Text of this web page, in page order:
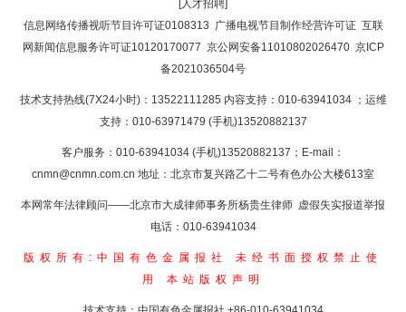
返回首页
[人才招聘]
信息网络传播视听节目许可证0108313 广播电视节目制作经营许可证 互联
网新闻信息服务许可证10120170077 京公网安备11010802026470 京ICP
备2021036504号
技术支持热线(7X24小时)：13522111285 内容支持：010-63941034 ；运维
支持：010-63971479 (手机)13520882137
客户服务：010-63941034 (手机)13520882137；E-mail：
cnmn@cnmn.com.cn 地址：北京市复兴路乙十二号有色办公大楼613室
本网常年法律顾问——北京市大成律师事务所杨贵生律师 虚假失实报道举报
电话：010-63941034
版权所有:中国有色金属报社
未经书面授权禁止使
用 本站版权声明